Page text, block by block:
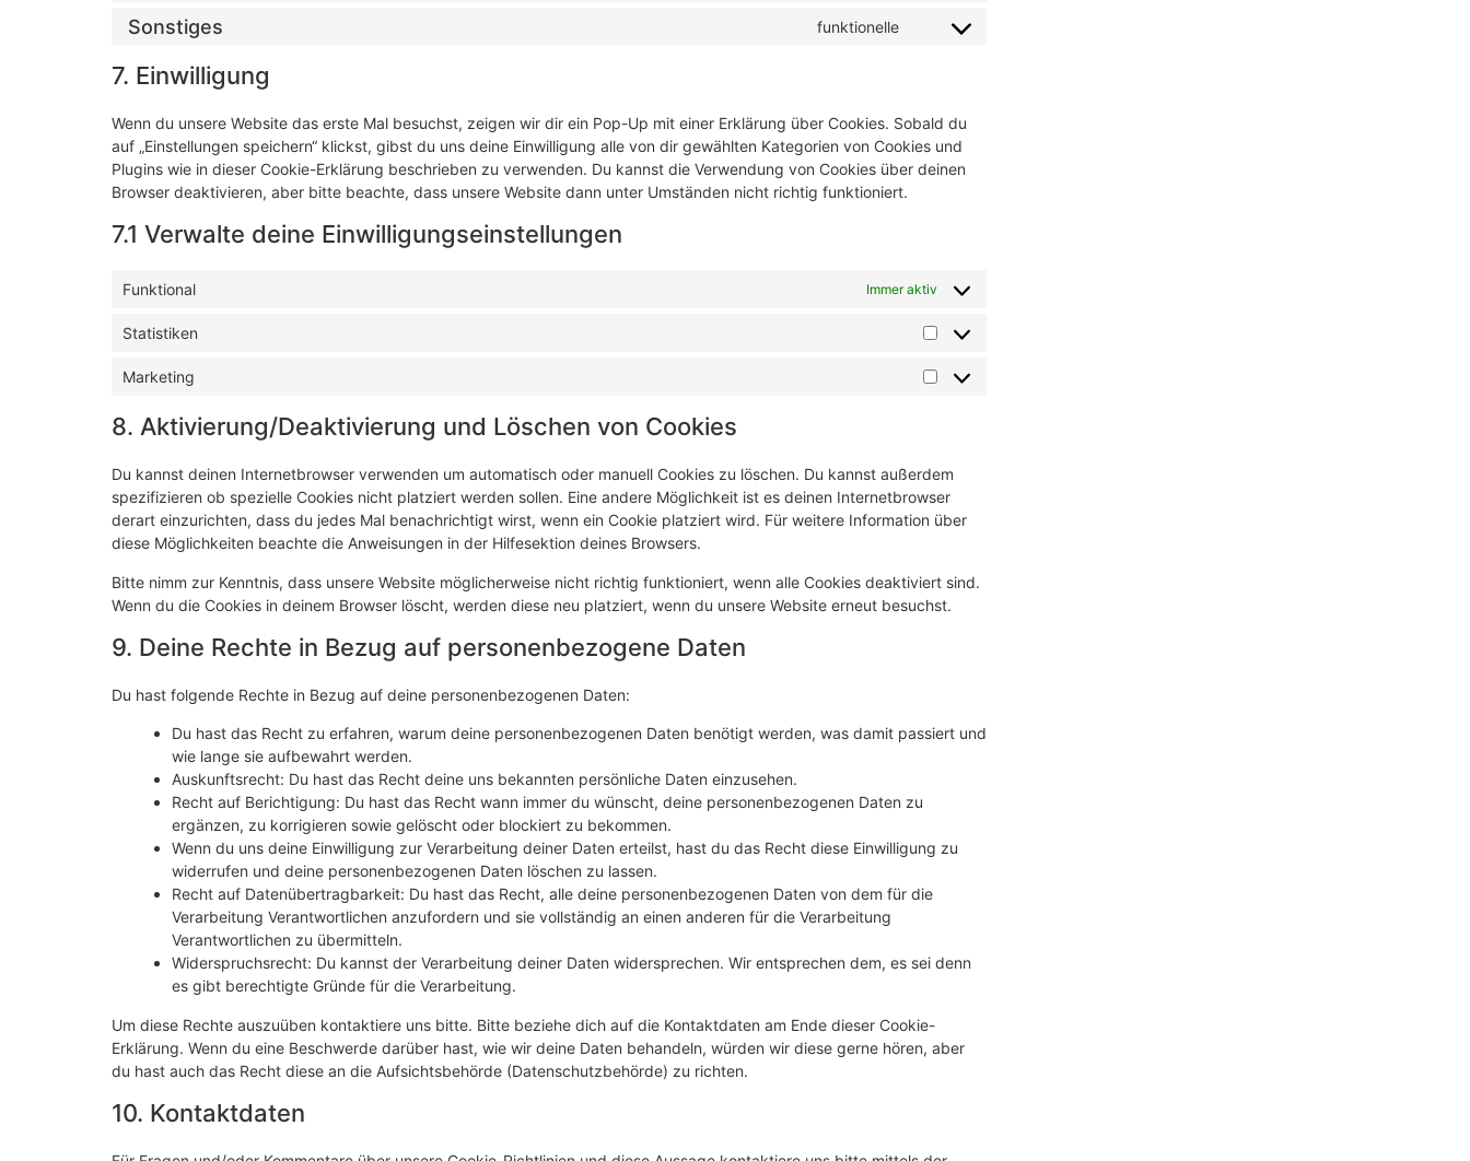
Sonstiges funktionelle
7. Einwilligung
Wenn du unsere Website das erste Mal besuchst, zeigen wir dir ein Pop-Up mit einer Erklärung über Cookies. Sobald du
auf „Einstellungen speichern“ klickst, gibst du uns deine Einwilligung alle von dir gewählten Kategorien von Cookies und
Plugins wie in dieser Cookie-Erklärung beschrieben zu verwenden. Du kannst die Verwendung von Cookies über deinen
Browser deaktivieren, aber bitte beachte, dass unsere Website dann unter Umständen nicht richtig funktioniert.
7.1 Verwalte deine Einwilligungseinstellungen
Funktional Immer aktiv
Statistiken
Marketing
8. Aktivierung/Deaktivierung und Löschen von Cookies
Du kannst deinen Internetbrowser verwenden um automatisch oder manuell Cookies zu löschen. Du kannst außerdem
spezifizieren ob spezielle Cookies nicht platziert werden sollen. Eine andere Möglichkeit ist es deinen Internetbrowser
derart einzurichten, dass du jedes Mal benachrichtigt wirst, wenn ein Cookie platziert wird. Für weitere Information über
diese Möglichkeiten beachte die Anweisungen in der Hilfesektion deines Browsers.
Bitte nimm zur Kenntnis, dass unsere Website möglicherweise nicht richtig funktioniert, wenn alle Cookies deaktiviert sind.
Wenn du die Cookies in deinem Browser löscht, werden diese neu platziert, wenn du unsere Website erneut besuchst.
9. Deine Rechte in Bezug auf personenbezogene Daten
Du hast folgende Rechte in Bezug auf deine personenbezogenen Daten:
Du hast das Recht zu erfahren, warum deine personenbezogenen Daten benötigt werden, was damit passiert und
wie lange sie aufbewahrt werden.
Auskunftsrecht: Du hast das Recht deine uns bekannten persönliche Daten einzusehen.
Recht auf Berichtigung: Du hast das Recht wann immer du wünscht, deine personenbezogenen Daten zu
ergänzen, zu korrigieren sowie gelöscht oder blockiert zu bekommen.
Wenn du uns deine Einwilligung zur Verarbeitung deiner Daten erteilst, hast du das Recht diese Einwilligung zu
widerrufen und deine personenbezogenen Daten löschen zu lassen.
Recht auf Datenübertragbarkeit: Du hast das Recht, alle deine personenbezogenen Daten von dem für die
Verarbeitung Verantwortlichen anzufordern und sie vollständig an einen anderen für die Verarbeitung
Verantwortlichen zu übermitteln.
Widerspruchsrecht: Du kannst der Verarbeitung deiner Daten widersprechen. Wir entsprechen dem, es sei denn
es gibt berechtigte Gründe für die Verarbeitung.
Um diese Rechte auszuüben kontaktiere uns bitte. Bitte beziehe dich auf die Kontaktdaten am Ende dieser Cookie-
Erklärung. Wenn du eine Beschwerde darüber hast, wie wir deine Daten behandeln, würden wir diese gerne hören, aber
du hast auch das Recht diese an die Aufsichtsbehörde (Datenschutzbehörde) zu richten.
10. Kontaktdaten